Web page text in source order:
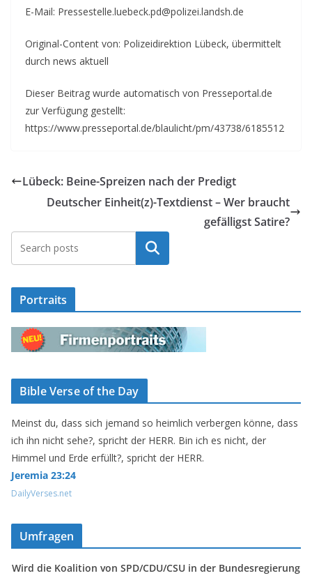
E-Mail: Pressestelle.luebeck.pd@polizei.landsh.de
Original-Content von: Polizeidirektion Lübeck, übermittelt
durch news aktuell
Dieser Beitrag wurde automatisch von Presseportal.de
zur Verfügung gestellt:
https://www.presseportal.de/blaulicht/pm/43738/6185512
Lübeck: Beine-Spreizen nach der Predigt
Deutscher Einheit(z)-Textdienst – Wer braucht
gefälligst Satire?
Suchen
Portraits
Bible Verse of the Day
Meinst du, dass sich jemand so heimlich verbergen könne, dass
ich ihn nicht sehe?, spricht der HERR. Bin ich es nicht, der
Himmel und Erde erfüllt?, spricht der HERR.
Jeremia 23:24
DailyVerses.net
Umfragen
Wird die Koalition von SPD/CDU/CSU in der Bundesregierung